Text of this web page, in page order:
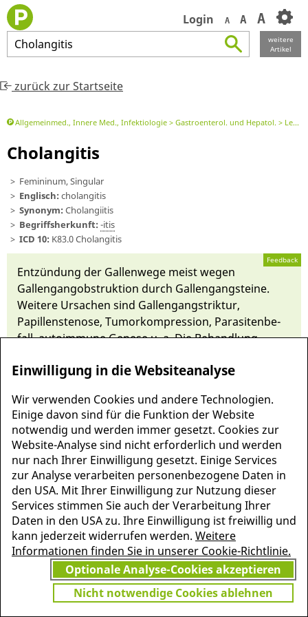
Login A A A
Cholangitis
weitere
Artikel
zurück zur Startseite
Allgemeinmed., Innere Med., Infektiologie Gastroenterol. und Hepatol. Leber, Galle, Milz
Cholangitis
Femininum, Singular
Englisch: cholangitis
Synonym: Cholangiitis
Begriffsherkunft: -itis
ICD 10: K83.0 Cholangitis
Feedback
Ent­zün­dung der Gallen­wege meist we­gen
Gallengan­gobstrukti­on durch Gallengangs­teine.
Weite­re Ur­sachen sind Gallengangstriktur,
Papillens­tenose, Tumorkompressi­on, Parasiten­be­
fall, autoimmune Genese u. a. Die Behandlung
MEHR INFORMATIONEN
ZU PSCHYREMBEL
JETZT
GRATIS TESTEN
Einwilligung in die Websiteanalyse
Wir verwenden Cookies und andere Technologien.
Einige davon sind für die Funktion der Website
notwendig und werden immer gesetzt. Cookies zur
Website-Analyse sind nicht erforderlich und werden
nur nach Ihrer Einwilligung gesetzt. Einige Services
zur Analyse verarbeiten personenbezogene Daten in
den USA. Mit Ihrer Einwilligung zur Nutzung dieser
Services stimmen Sie auch der Verarbeitung Ihrer
Daten in den USA zu. Ihre Einwilligung ist freiwillig und
kann jederzeit widerrufen werden. Weitere
Informationen finden Sie in unserer Cookie-Richtlinie.
Optionale Analyse-Cookies akzeptieren
Nicht notwendige Cookies ablehnen